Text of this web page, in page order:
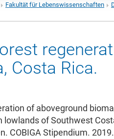
Fakultät für Lebenswissenschaften
Costa Rica.
of aboveground
lowlands of Southwest
COBIGA Stipendium. 2019.